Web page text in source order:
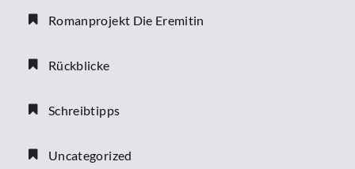
Romanprojekt Die Eremitin
Rückblicke
Schreibtipps
Uncategorized